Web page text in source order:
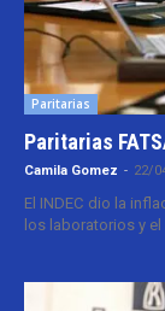
Paritarias
Paritarias
Camila Gomez - 22/
El INDEC dio la
los laboratorios y el